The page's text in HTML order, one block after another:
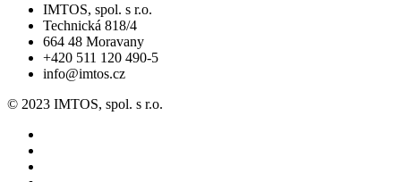
IMTOS, spol. s r.o.
Technická 818/4
664 48 Moravany
+420 511 120 490-5
info@imtos.cz
© 2023 IMTOS, spol. s r.o.